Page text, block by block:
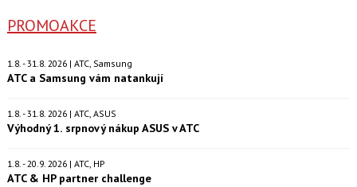
PROMOAKCE
1.8. - 31.8. 2026 | ATC, Samsung
ATC a Samsung vám natankují
1.8. - 31.8. 2026 | ATC, ASUS
Výhodný 1. srpnový nákup ASUS v ATC
1.8. - 20.9. 2026 | ATC, HP
ATC & HP partner challenge